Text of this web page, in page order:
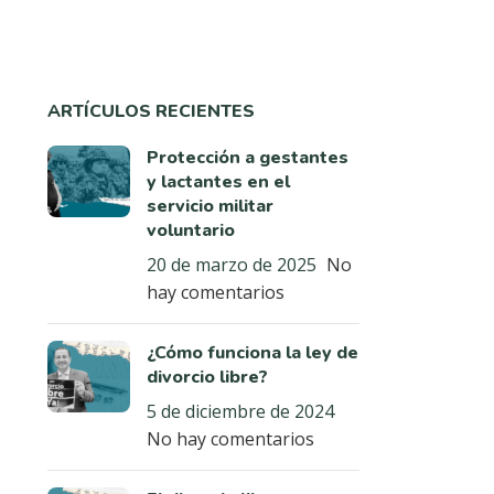
ARTÍCULOS RECIENTES
Protección a gestantes
y lactantes en el
servicio militar
voluntario
20 de marzo de 2025 No
hay comentarios
¿Cómo funciona la ley de
divorcio libre?
5 de diciembre de 2024
No hay comentarios